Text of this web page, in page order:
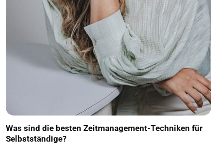
Was sind die besten Zeitmanagement-Techniken für
Selbstständige?